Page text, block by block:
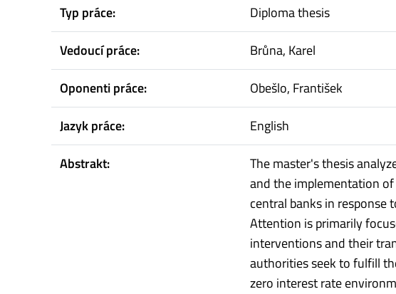
Typ práce:
Diploma thesis
Vedoucí práce:
Brůna, Karel
Oponenti práce:
Obešlo, František
Jazyk práce:
English
Abstrakt:
The master's thesis
and the implementation
central banks in response
Attention is primarily
interventions and their
authorities seek to fulfill
zero interest rate